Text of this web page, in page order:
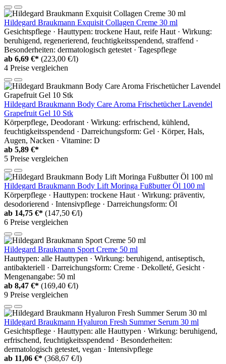
Hildegard Braukmann Exquisit Collagen Creme 30 ml
Gesichtspflege · Hauttypen: trockene Haut, reife Haut · Wirkung:
beruhigend, regenerierend, feuchtigkeitsspendend, straffend ·
Besonderheiten: dermatologisch getestet · Tagespflege
ab 6,69 €* (223,00 €/l)
4 Preise vergleichen
Hildegard Braukmann Body Care Aroma Frischetücher Lavendel
Grapefruit Gel 10 Stk
Körperpflege, Deodorant · Wirkung: erfrischend, kühlend,
feuchtigkeitsspendend · Darreichungsform: Gel · Körper, Hals,
Augen, Nacken · Vitamine: D
ab 5,89 €*
5 Preise vergleichen
Hildegard Braukmann Body Lift Moringa Fußbutter Öl 100 ml
Körperpflege · Hauttypen: trockene Haut · Wirkung: präventiv,
desodorierend · Intensivpflege · Darreichungsform: Öl
ab 14,75 €* (147,50 €/l)
6 Preise vergleichen
Hildegard Braukmann Sport Creme 50 ml
Hauttypen: alle Hauttypen · Wirkung: beruhigend, antiseptisch,
antibakteriell · Darreichungsform: Creme · Dekolleté, Gesicht ·
Mengenangabe: 50 ml
ab 8,47 €* (169,40 €/l)
9 Preise vergleichen
Hildegard Braukmann Hyaluron Fresh Summer Serum 30 ml
Gesichtspflege · Hauttypen: alle Hauttypen · Wirkung: beruhigend,
erfrischend, feuchtigkeitsspendend · Besonderheiten:
dermatologisch getestet, vegan · Intensivpflege
ab 11,06 €* (368,67 €/l)